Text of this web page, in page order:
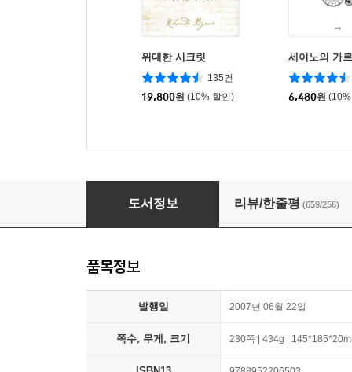
위대한 시크릿
135건
19,800원 (10% 할인)
세이노의 가
6,480원
The Secret 시크릿
도서정보 리뷰/한줄평 (659/258)
품목정보
발행일 2007년 06월 22일
쪽수, 무게, 크기 230쪽 | 434g |